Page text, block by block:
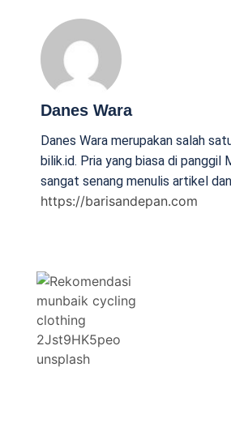
Danes Wara
Danes Wara merupakan salah
bilik.id. Pria yang biasa di panggil
sangat senang menulis artikel
https://barisandepan.com